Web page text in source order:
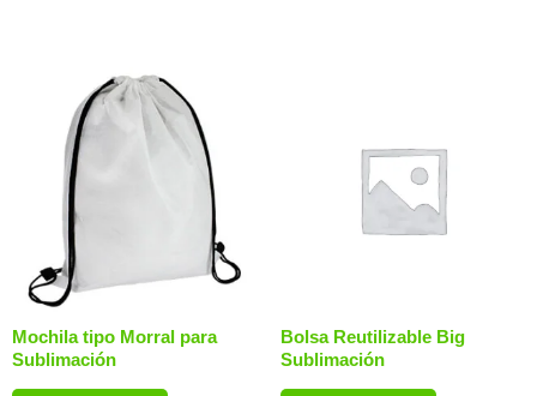
Mochila tipo Morral para
Sublimación
Bolsa Reutilizable Big
Sublimación